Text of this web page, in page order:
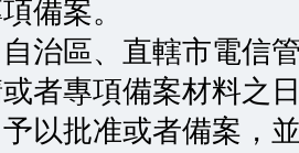
備案。
區、直轄市電信管
者專項備案材料之
以批准或者備案，